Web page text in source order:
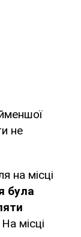
не
на місці
була
На місці